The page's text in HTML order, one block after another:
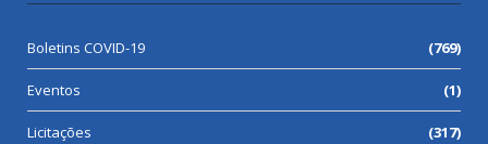
Boletins COVID-19 (769)
Eventos (1)
Licitações (317)